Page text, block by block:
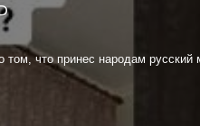
что принес народам русский